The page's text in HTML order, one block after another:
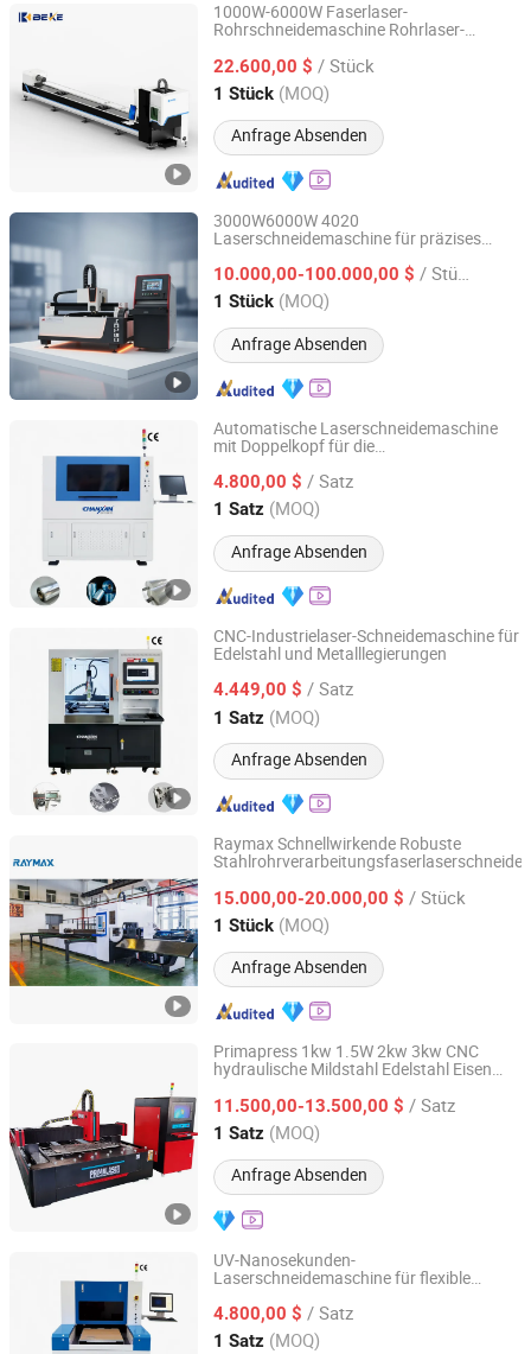
1000W-6000W Faserlaser-
Rohrschneidemaschine Rohrlaser-
Laserstahlrohrschneidemaschine
22.600,00 $ / Stück
1 Stück (MOQ)
Anfrage Absenden
Nanjing Byfo Machinery Co., Ltd.
Jiangsu, China Seit 2019
3000W6000W 4020
Laserschneidemaschine für präzises
Fertigung von Aluminium und Stahl mit
fortschrittlichen Technologie-Funktionen
10.000,00-100.000,00 $ / Stück
1 Stück (MOQ)
Anfrage Absenden
Jiangsu SOHO Innovation & Technology Group Kasin
Industry & Trade Co., Ltd.
Jiangsu, China Seit 2025
Automatische Laserschneidemaschine
mit Doppelkopf für die
4.800,00 $ / Satz
1 Satz (MOQ)
Anfrage Absenden
Chanxan (Changshu) Laser Technology Co., Ltd.
Jiangsu, China Seit 2026
CNC-Industrielaser-Schneidemaschine für
Edelstahl und Metalllegierungen
4.449,00 $ / Satz
1 Satz (MOQ)
Anfrage Absenden
Chanxan (Changshu) Laser Technology Co., Ltd.
Jiangsu, China Seit 2026
Raymax Schnellwirkende Robuste
15.000,00-20.000,00 $ / Stück
1 Stück (MOQ)
Anfrage Absenden
Anhui Zhongrui Machine Manufacturing Co., Ltd.
Anhui, China Seit 2025
Primapress 1kw 1.5W 2kw 3kw CNC
hydraulische Mildstahl Edelstahl Eisen
Faserlaser Schneidemaschine für
Metallgravur
11.500,00-13.500,00 $ / Satz
1 Satz (MOQ)
Anfrage Absenden
Nanjing Prima Cnc Machinery Co., Ltd.
Jiangsu, China Seit 2018
UV-Nanosekunden-
Laserschneidemaschine für flexible
4.800,00 $ / Satz
1 Satz (MOQ)
Chanxan (Changshu) Laser Technology Co., Ltd.
Jiangsu, China Seit 2026